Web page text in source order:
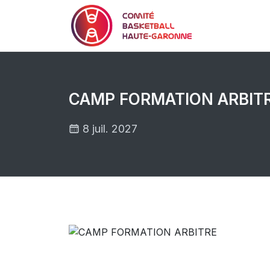
CAMP FORMATION
8 juil. 2027